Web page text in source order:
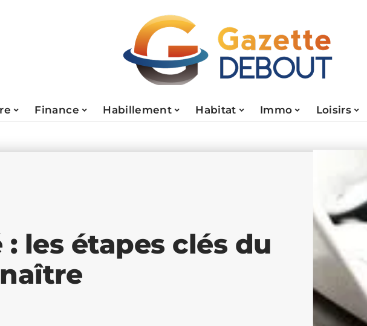
Finance Habillement Habitat Immo Loisirs
les étapes clés du